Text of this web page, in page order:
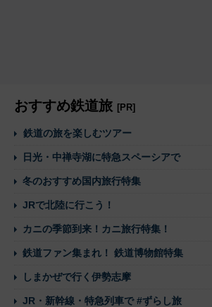
おすすめ鉄道旅 [PR]
鉄道の旅を楽しむツアー
日光・中禅寺湖に特急スペーシアで
冬のおすすめ国内旅行特集
JRで北陸に行こう！
カニの季節到来！カニ旅行特集！
鉄道ファン集まれ！ 鉄道博物館特集
しまかぜで行く伊勢志摩
JR・新幹線・特急列車で #ずらし旅